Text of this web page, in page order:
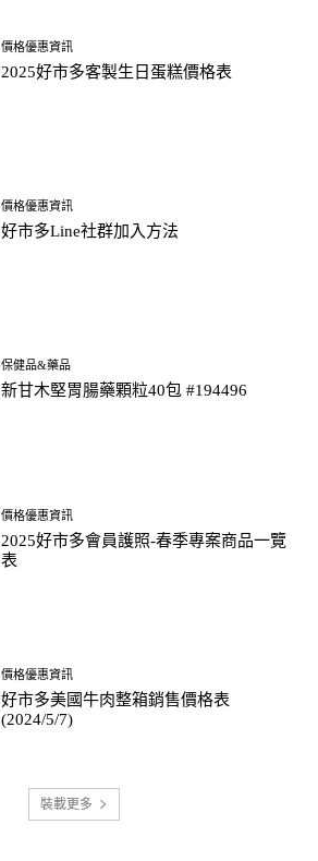
價格優惠資訊
2025好市多客製生日蛋糕價格表
價格優惠資訊
好市多Line社群加入方法
保健品&藥品
新甘木堅胃腸藥顆粒40包 #194496
價格優惠資訊
2025好市多會員護照-春季專案商品一覽
表
價格優惠資訊
好市多美國牛肉整箱銷售價格表
(2024/5/7)
裝載更多